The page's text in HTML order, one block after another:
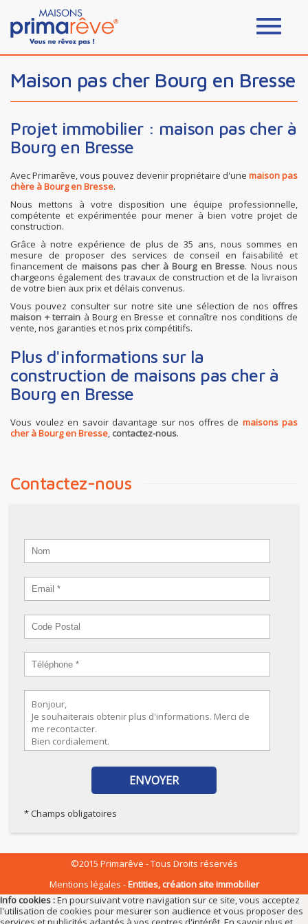
Maison pas cher Bourg en Bresse
Projet immobilier : maison pas cher à
Bourg en Bresse
Avec Primarêve, vous pouvez devenir propriétaire d'une maison pas
chère à Bourg en Bresse.
Nous mettons à votre disposition une équipe professionnelle,
compétente et expérimentée pour mener à bien votre projet de
construction.
Grâce à notre expérience de plus de 35 ans, nous sommes en
mesure de proposer des services de conseil en faisabilité et
financement de maisons pas cher à Bourg en Bresse. Nous nous
chargeons également des travaux de construction et de la livraison
de votre bien aux prix et délais convenus.
Vous pouvez consulter sur notre site une sélection de nos offres
maison + terrain à Bourg en Bresse et connaître nos conditions de
vente, nos garanties et nos prix compétitifs.
Plus d'informations sur la
construction de maisons pas cher à
Bourg en Bresse
Vous voulez en savoir davantage sur nos offres de maisons pas
cher à Bourg en Bresse, contactez-nous.
Contactez-nous
* Champs obligatoires
©2015 Primarêve - Tous Droits réservés
Mentions légales
Entities, création site immobilier
Info cookies :En poursuivant votre navigation sur ce site, vous acceptez
l'utilisation de cookies pour mesurer son audience et vous proposer des